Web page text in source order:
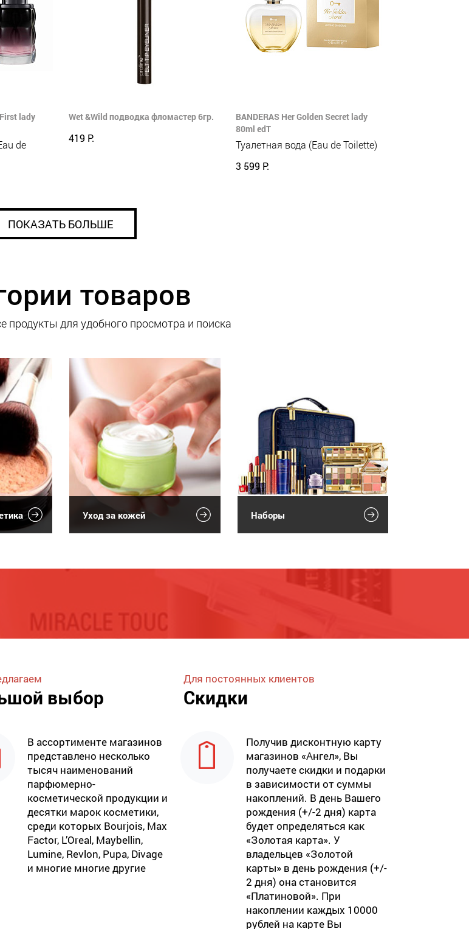
lady
de
Wet &Wild подводка фломастер 6гр.
419 Р.
BANDERAS Her Golden Secret lady
80ml edT
Туалетная вода (Eau de Toilette)
3 599 Р.
ПОКАЗАТЬ БОЛЬШЕ
товаров
продукты для удобного просмотра и поиска
Уход за кожей Наборы
выбор
В ассортименте магазинов
представлено несколько
тысяч наименований
парфюмерно-
косметической продукции и
десятки марок косметики,
среди которых Bourjois, Max
Factor, L’Oreal, Maybellin,
Lumine, Revlon, Pupa, Divage
и многие многие другие
Для постоянных клиентов
Скидки
Получив дисконтную карту
магазинов «Ангел», Вы
получаете скидки и подарки
в зависимости от суммы
накоплений. В день Вашего
рождения (+/-2 дня) карта
будет определяться как
«Золотая карта». У
владельцев «Золотой
карты» в день рождения (+/-
2 дня) она становится
«Платиновой». При
накоплении каждых 10000
рублей на карте Вы